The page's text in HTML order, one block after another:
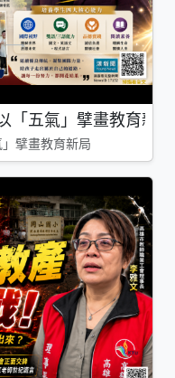
「五氣」擘畫教育新局
擘畫教育新局